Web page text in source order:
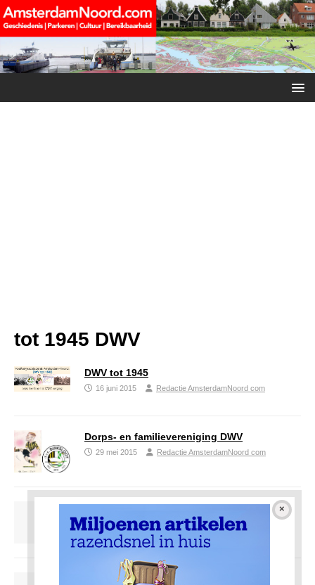
tot 1945 DWV
DWV tot 1945
16 juni 2015 Redactie AmsterdamNoord com
Dorps- en familievereniging DWV
29 mei 2015 Redactie AmsterdamNoord com
Langs de trambaan, achter DWV
29 oktober 2014 Redactie AmsterdamNoord com
Einde Meerpad, het oude DWV-terrein